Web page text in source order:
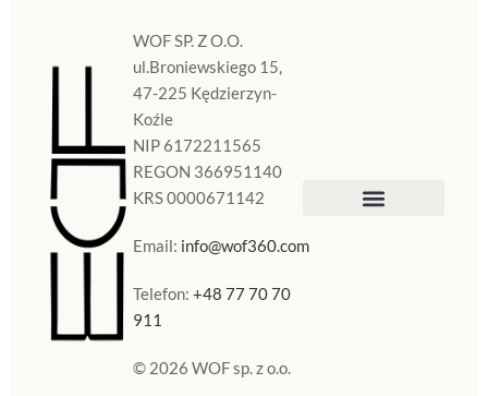
WOF SP. Z O.O.
ul.Broniewskiego 15,
47-225 Kędzierzyn-
Koźle
NIP 6172211565
REGON 366951140
KRS 0000671142
Email: info@wof360.com
Telefon:+48 77 70 70
911
© 2026 WOF sp. z o.o.